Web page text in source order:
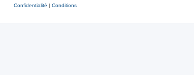
Confidentialité | Conditions